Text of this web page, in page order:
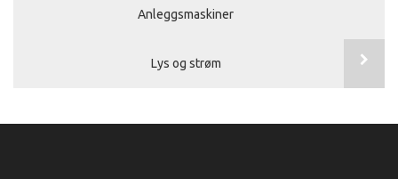
Anleggsmaskiner
Lys og strøm